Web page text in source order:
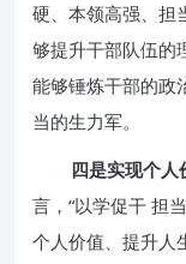
硬、本领高强、担
够提升干部队伍的
能够锤炼干部的政
当的生力军。
四是实现个人
言，“以学促干 担
个人价值、提升人